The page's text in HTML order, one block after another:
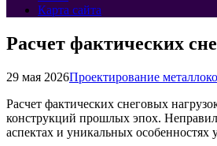
Карта сайта
Расчет фактических
29 мая 2026Проектирование
Расчет фактических снеговых
конструкций прошлых эпох.
аспектах и уникальных особенностях